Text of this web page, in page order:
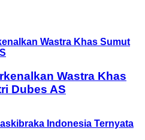
Wastra Khas
Dubes AS